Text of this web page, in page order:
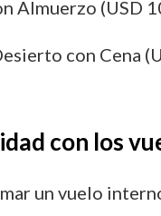
Almuerzo (USD
con Cena
con los
un vuelo